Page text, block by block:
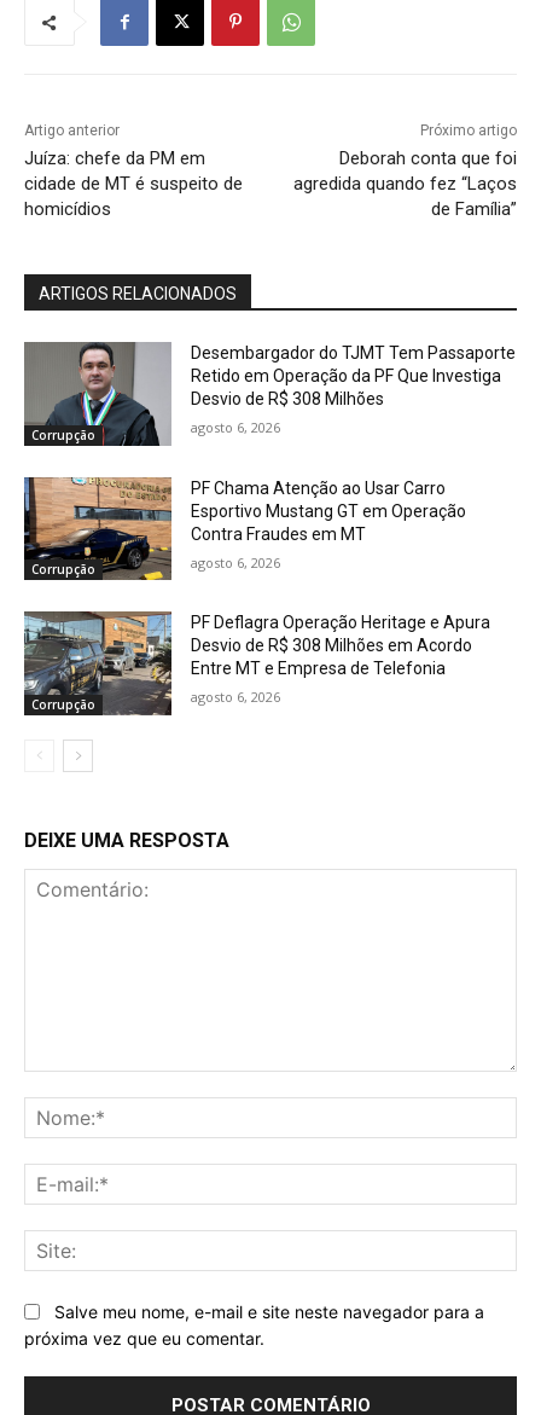
Artigo anterior
Juíza: chefe da PM em
cidade de MT é suspeito de
homicídios
Próximo artigo
Deborah conta que foi
agredida quando fez “Laços
de Família”
ARTIGOS RELACIONADOS
Corrupção
Desembargador do TJMT Tem Passaporte
Retido em Operação da PF Que Investiga
Desvio de R$ 308 Milhões
agosto 6, 2026
Corrupção
PF Chama Atenção ao Usar Carro
Esportivo Mustang GT em Operação
Contra Fraudes em MT
agosto 6, 2026
Corrupção
PF Deflagra Operação Heritage e Apura
Desvio de R$ 308 Milhões em Acordo
Entre MT e Empresa de Telefonia
agosto 6, 2026
DEIXE UMA RESPOSTA
Salve meu nome, e-mail e site neste navegador para a
próxima vez que eu comentar.